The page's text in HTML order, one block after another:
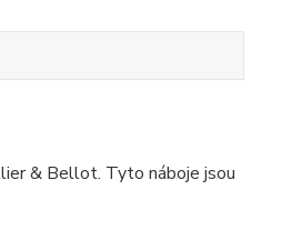
& Bellot. Tyto náboje jsou